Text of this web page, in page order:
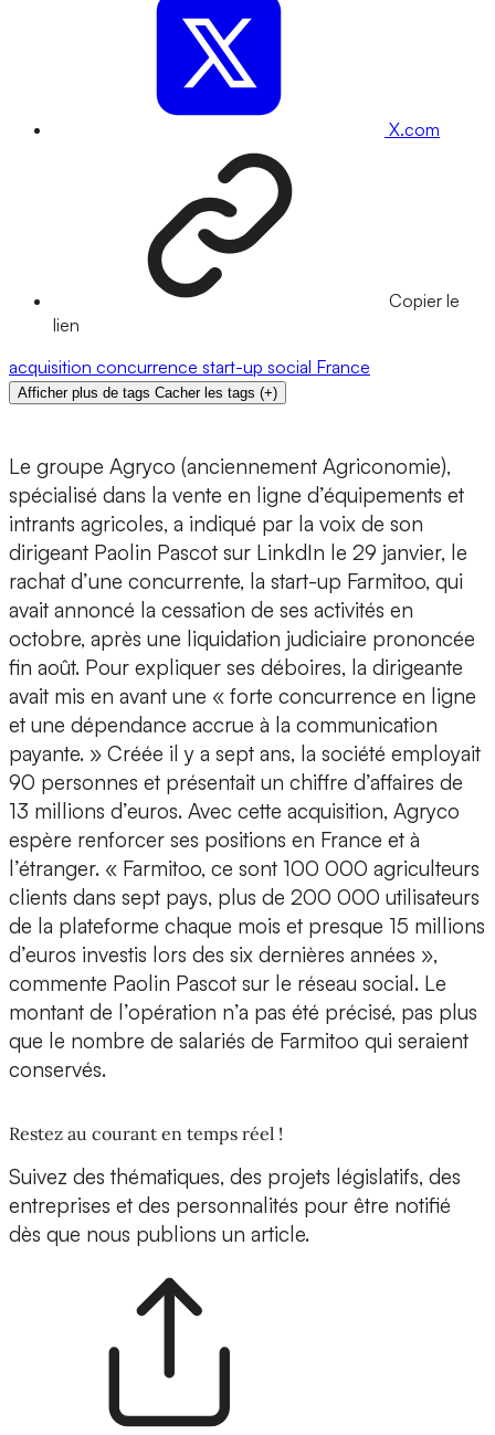
X.com
Copier le
lien
acquisition concurrence start-up social France
Afficher plus de tags Cacher les tags (+)
Le groupe Agryco (anciennement Agriconomie),
spécialisé dans la vente en ligne d’équipements et
intrants agricoles, a indiqué par la voix de son
dirigeant Paolin Pascot sur LinkdIn le 29 janvier, le
rachat d’une concurrente, la start-up Farmitoo, qui
avait annoncé la cessation de ses activités en
octobre, après une liquidation judiciaire prononcée
fin août. Pour expliquer ses déboires, la dirigeante
avait mis en avant une « forte concurrence en ligne
et une dépendance accrue à la communication
payante. » Créée il y a sept ans, la société employait
90 personnes et présentait un chiffre d’affaires de
13 millions d’euros. Avec cette acquisition, Agryco
espère renforcer ses positions en France et à
l’étranger. « Farmitoo, ce sont 100 000 agriculteurs
clients dans sept pays, plus de 200 000 utilisateurs
de la plateforme chaque mois et presque 15 millions
d’euros investis lors des six dernières années »,
commente Paolin Pascot sur le réseau social. Le
montant de l’opération n’a pas été précisé, pas plus
que le nombre de salariés de Farmitoo qui seraient
conservés.
Restez au courant en temps réel !
Suivez des thématiques, des projets législatifs, des
entreprises et des personnalités pour être notifié
dès que nous publions un article.